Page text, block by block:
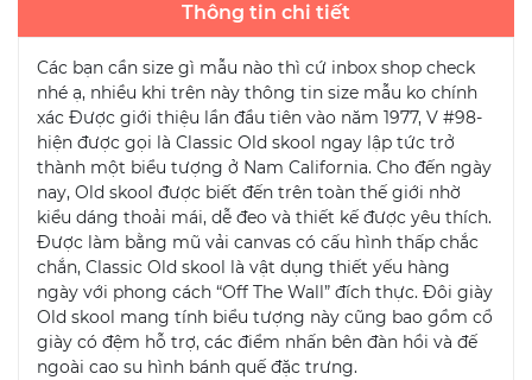
Thông tin chi tiết
Các bạn cần size gì mẫu nào thì cứ inbox shop check
nhé ạ, nhiều khi trên này thông tin size mẫu ko chính
xác Được giới thiệu lần đầu tiên vào năm 1977, V #98-
hiện được gọi là Classic Old skool ngay lập tức trở
thành một biểu tượng ở Nam California. Cho đến ngày
nay, Old skool được biết đến trên toàn thế giới nhờ
kiểu dáng thoải mái, dễ đeo và thiết kế được yêu thích.
Được làm bằng mũ vải canvas có cấu hình thấp chắc
chắn, Classic Old skool là vật dụng thiết yếu hàng
ngày với phong cách “Off The Wall” đích thực. Đôi giày
Old skool mang tính biểu tượng này cũng bao gồm cổ
giày có đệm hỗ trợ, các điểm nhấn bên đàn hồi và đế
ngoài cao su hình bánh quế đặc trưng.